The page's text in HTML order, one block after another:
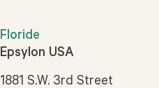
Floride
Epsylon USA
1881 S.W. 3rd Street